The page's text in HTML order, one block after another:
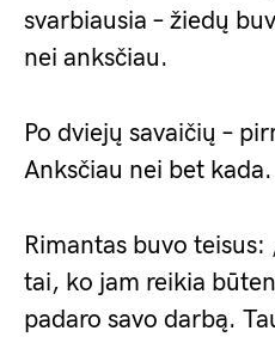
svarbiausia – žiedų
nei anksčiau.
Po dviejų savaičių –
Anksčiau nei bet kada.
Rimantas buvo
tai, ko jam reikia
padaro savo darbą.